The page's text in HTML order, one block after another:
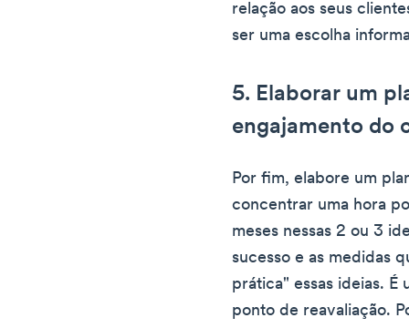
relação aos seus
ser uma escolha
5. Elaborar um
engajamento do
Por fim, elabore um
concentrar uma hora
meses nessas 2 ou 3
sucesso e as medidas
prática" essas ideias. É
ponto de reavaliação.